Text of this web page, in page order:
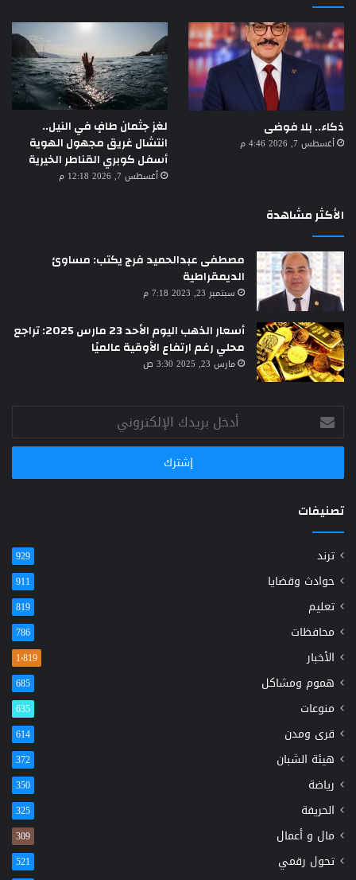
ذكاء.. بلا فوضى
أغسطس 7, 2026 4:46 م
لغز جثمان طافٍ في النيل..
انتشال غريق مجهول الهوية
أسفل كوبري القناطر الخيرية
أغسطس 7, 2026 12:18 م
الأكثر مشاهدة
مصطفى عبدالحميد فرج يكتب: مساوئ
الديمقراطية
سبتمبر 23, 2023 7:18 م
أسعار الذهب اليوم الأحد 23 مارس 2025: تراجع
محلي رغم ارتفاع الأوقية عالميًا
مارس 23, 2025 3:30 ص
أدخل
بريدك
الإلكتروني
تصنيفات
ترند 929
حوادث وقضايا 911
تعليم 819
محافظات 786
الأخبار 1٬819
هموم ومشاكل 685
منوعات 635
قرى ومدن 614
هيئة الشبان 372
رياضة 350
الحريفة 325
مال و أعمال 309
تحول رقمي 521